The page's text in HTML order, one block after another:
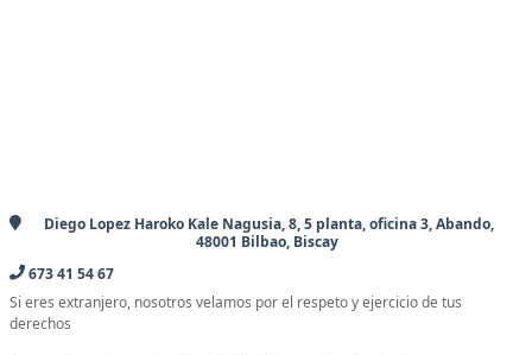
Diego Lopez Haroko Kale Nagusia, 8, 5 planta, oficina 3, Abando,
48001 Bilbao, Biscay
673 41 54 67
Si eres extranjero, nosotros velamos por el respeto y ejercicio de tus
derechos